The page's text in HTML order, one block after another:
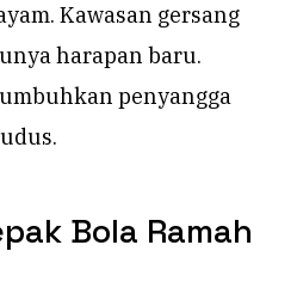
Kawasan gersang
harapan baru.
penyangga
Bola Ramah